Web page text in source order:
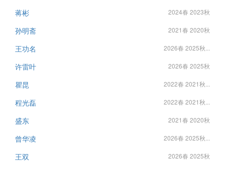
蒋彬 2024春 2023秋
孙明斋 2021春 2020秋
王功名 2026春 2025秋...
许雷叶 2026春 2025秋
瞿昆 2022春 2021秋...
程光磊 2022春 2021秋...
盛东 2021春 2020秋
曾华凌 2026春 2025秋...
王双 2026春 2025秋